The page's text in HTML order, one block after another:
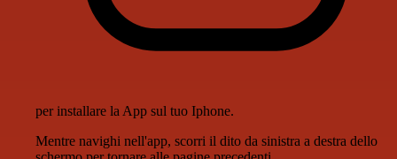
per installare la App sul tuo Iphone.
Mentre navighi nell'app, scorri il dito da sinistra a destra dello